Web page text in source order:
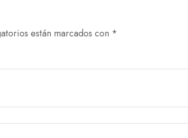
están marcados con *